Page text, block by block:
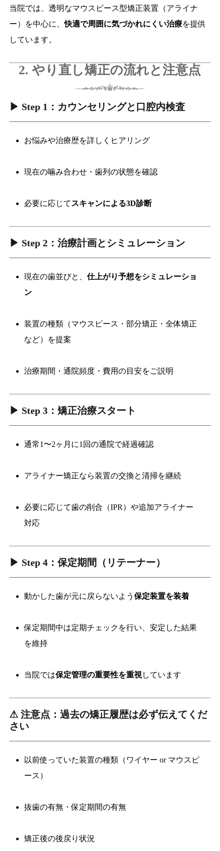
当院では、透明なマウスピース型矯正装置（アライナ
ー）を中心に、快適で周囲に気づかれにくい治療を提供
しています。
2. やり直し矯正の流れと注意点
▶ Step 1：カウンセリングと口腔内検査
お悩みや治療歴を詳しくヒアリング
現在の噛み合わせ・歯列の状態を確認
必要に応じて スキャンによる3D診断
▶ Step 2：治療計画とシミュレーション
現在の歯並びと、 仕上がり予想をシミュレーショ
ン
装置の種類（マウスピース・部分矯正・全体矯正
など）を提案
治療期間・通院頻度・費用の目安をご説明
▶ Step 3：矯正治療スタート
通常1〜2ヶ月に1回の通院で経過確認
アライナー矯正なら装置の交換と清掃を継続
必要に応じて歯の削合（IPR）や追加アライナー
対応
▶ Step 4：保定期間（リテーナー）
動かした歯が元に戻らないよう 保定装置を装着
保定期間中は定期チェックを行い、安定した結果
を維持
当院では保定管理の重要性を重視しています
⚠ 注意点：過去の矯正履歴は必ず伝えてくだ
さい
以前使っていた装置の種類（ワイヤー or マウスピ
ース）
抜歯の有無・保定期間の有無
矯正後の後戻り状況